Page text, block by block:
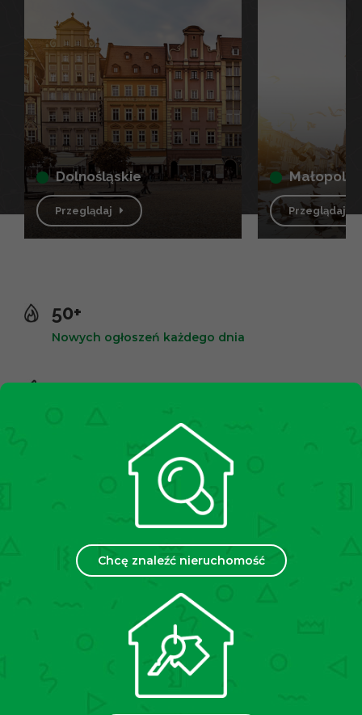
Chcę znaleźć nieruchomość
dolnośląskie
Przeglądaj Przeglądaj
50+
Nowych ogłoszeń każdego dnia
10,000+
Spotkań miesięcznie
Placówek w Polsce
Chcesz sprzedać lub wynająć
swoją nieruchomość?